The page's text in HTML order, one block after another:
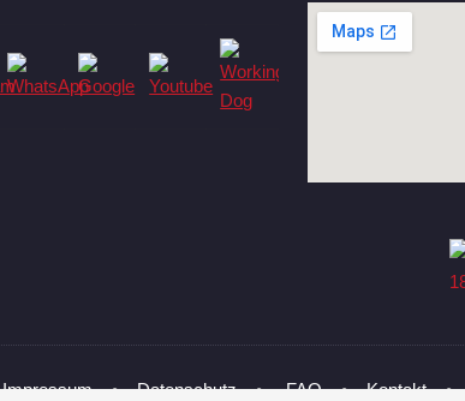
Impressum•Datenschutz•FAQ•Kontakt